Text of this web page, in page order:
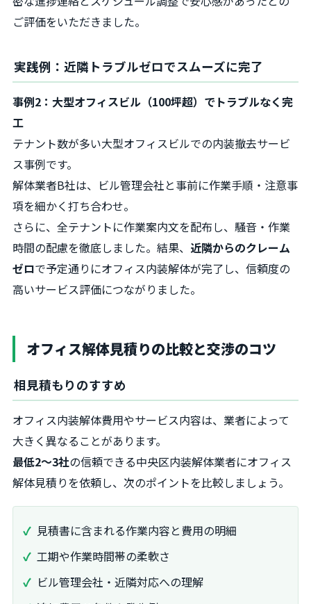
ご評価をいただきました。
実践例：近隣トラブルゼロでスムーズに完了
事例2：大型オフィスビル（100坪超）でトラブルなく完
工
テナント数が多い大型オフィスビルでの内装撤去サービ
ス事例です。
解体業者B社は、ビル管理会社と事前に作業手順・注意事
項を細かく打ち合わせ。
さらに、全テナントに作業案内文を配布し、騒音・作業
時間の配慮を徹底しました。結果、 近隣からのクレーム
ゼロで予定通りにオフィス内装解体が完了し、信頼度の
高いサービス評価につながりました。
オフィス解体見積りの比較と交渉のコツ
相見積もりのすすめ
オフィス内装解体費用やサービス内容は、業者によって
大きく異なることがあります。
最低2～3社の信頼できる中央区内装解体業者にオフィス
解体見積りを依頼し、次のポイントを比較しましょう。
見積書に含まれる作業内容と費用の明細
工期や作業時間帯の柔軟さ
ビル管理会社・近隣対応への理解